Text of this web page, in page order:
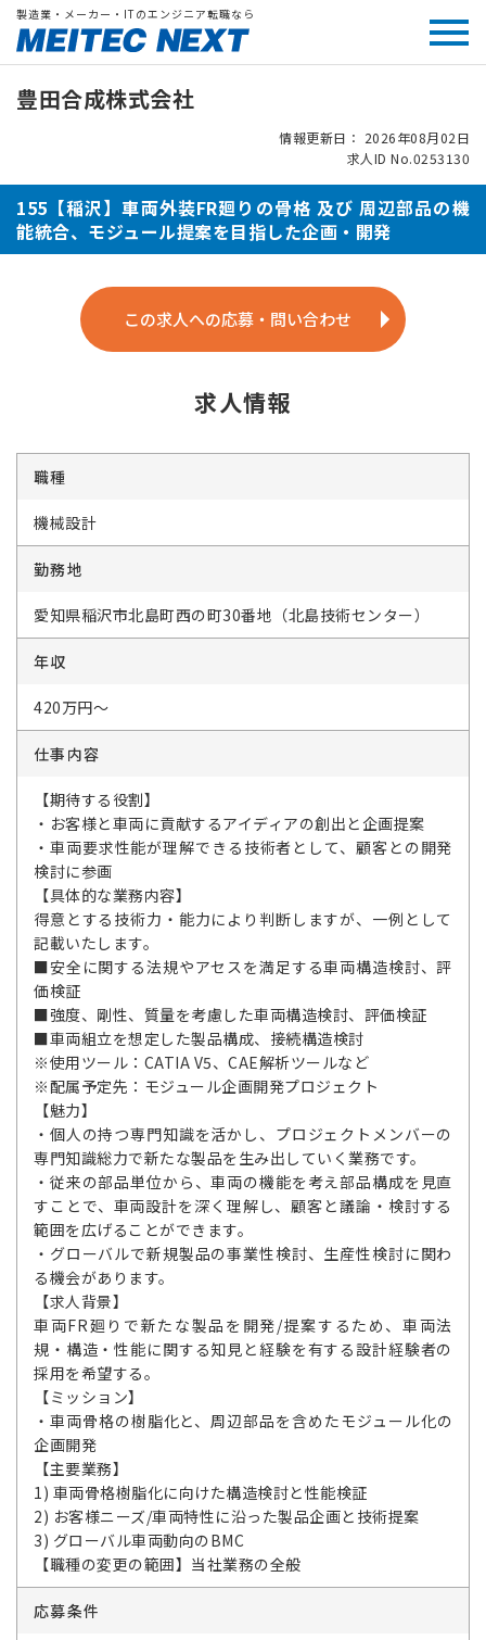
製造業・メーカー・ITのエンジニア転職なら
豊田合成株式会社
情報更新日： 2026年08月02日
求人ID No.0253130
155【稲沢】車両外装FR廻りの骨格 及び 周辺部品の機
能統合、モジュール提案を目指した企画・開発
この求人への応募・問い合わせ
求人情報
職種
機械設計
勤務地
愛知県稲沢市北島町西の町30番地（北島技術センター）
年収
420万円～
仕事内容
【期待する役割】
・お客様と車両に貢献するアイディアの創出と企画提案
・車両要求性能が理解できる技術者として、顧客との開発
検討に参画
【具体的な業務内容】
得意とする技術力・能力により判断しますが、一例として
記載いたします。
■安全に関する法規やアセスを満足する車両構造検討、評
価検証
■強度、剛性、質量を考慮した車両構造検討、評価検証
■車両組立を想定した製品構成、接続構造検討
※使用ツール：CATIA V5、CAE解析ツールなど
※配属予定先：モジュール企画開発プロジェクト
【魅力】
・個人の持つ専門知識を活かし、プロジェクトメンバーの
専門知識総力で新たな製品を生み出していく業務です。
・従来の部品単位から、車両の機能を考え部品構成を見直
すことで、車両設計を深く理解し、顧客と議論・検討する
範囲を広げることができます。
・グローバルで新規製品の事業性検討、生産性検討に関わ
る機会があります。
【求人背景】
車両FR廻りで新たな製品を開発/提案するため、車両法
規・構造・性能に関する知見と経験を有する設計経験者の
採用を希望する。
【ミッション】
・車両骨格の樹脂化と、周辺部品を含めたモジュール化の
企画開発
【主要業務】
1) 車両骨格樹脂化に向けた構造検討と性能検証
2) お客様ニーズ/車両特性に沿った製品企画と技術提案
3) グローバル車両動向のBMC
【職種の変更の範囲】当社業務の全般
応募条件